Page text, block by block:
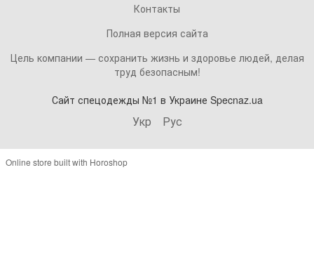
Контакты
Полная версия сайта
Цель компании — сохранить жизнь и здоровье людей, делая
труд безопасным!
Сайт спецодежды №1 в Украине Specnaz.ua
Укр Рус
Online store built with Horoshop